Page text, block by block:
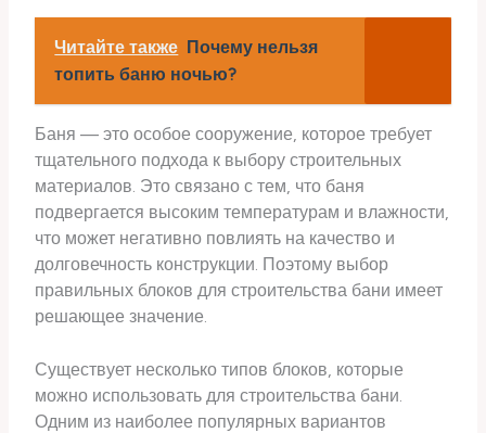
Читайте также Почему нельзя
топить баню ночью?
Баня — это особое сооружение, которое требует
тщательного подхода к выбору строительных
материалов. Это связано с тем, что баня
подвергается высоким температурам и влажности,
что может негативно повлиять на качество и
долговечность конструкции. Поэтому выбор
правильных блоков для строительства бани имеет
решающее значение.
Существует несколько типов блоков, которые
можно использовать для строительства бани.
Одним из наиболее популярных вариантов